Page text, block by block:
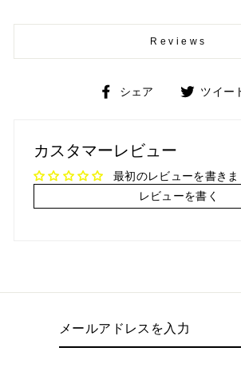
Reviews
シェア
Facebookツイー
カスタマーレビュー
最初のレビューを書きま
レビューを書く